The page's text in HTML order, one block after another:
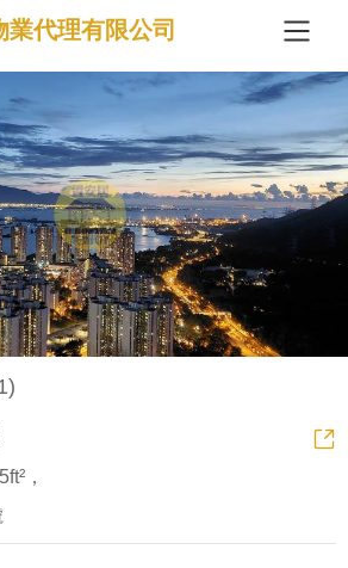
業代理有限公司
，